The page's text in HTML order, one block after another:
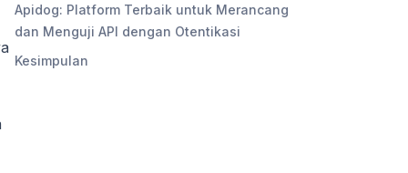
Apidog: Platform Terbaik untuk Merancang
dan Menguji API dengan Otentikasi
Kesimpulan